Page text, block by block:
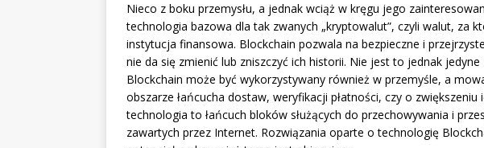
Nieco z boku przemysłu, a jednak wciąż w kręgu jego
technologia bazowa dla tak zwanych „kryptowalut”, czyli walut, za
instytucja finansowa. Blockchain pozwala na bezpieczne i
nie da się zmienić lub zniszczyć ich historii. Nie jest to jednak
Blockchain może być wykorzystywany również w przemyśle, a
obszarze łańcucha dostaw, weryfikacji płatności, czy o zwiększeniu
technologia to łańcuch bloków służących do przechowywania i
zawartych przez Internet. Rozwiązania oparte o technologię